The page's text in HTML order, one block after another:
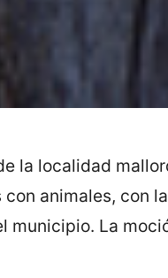
la localidad
animales, con
La